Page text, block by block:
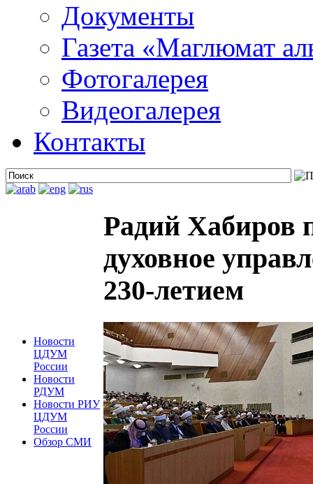
Документы
Газета «Маглюмат
Фотогалерея
Видеогалерея
Контакты
Новости
ЦДУМ
России
Новости
РДУМ
Новости РИУ
ЦДУМ
России
Обзор СМИ
Радий Хабиров
духовное
230-летием